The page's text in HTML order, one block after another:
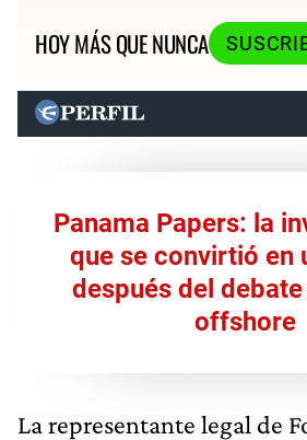
HOY MÁS QUE NUNCA
Panama Papers: la
que se convirtió en
después del
offshore
La representante legal de